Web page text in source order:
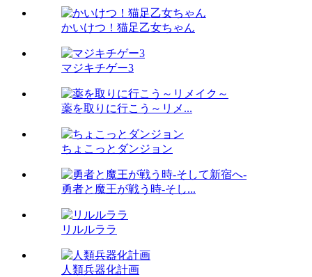
かいけつ！猫足乙女ちゃん
マジキチゲー3
薬を取りに行こう～リメ...
ちょこっとダンジョン
勇者と魔王が戦う時-そし...
リルルララ
人類兵器化計画